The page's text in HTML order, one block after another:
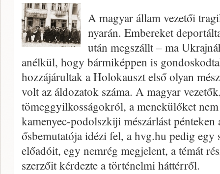
A magyar állam vezetői
nyarán. Embereket
után megszállt – ma
anélkül, hogy bármiképpen is
hozzájárultak a Holokauszt első olyan
volt az áldozatok száma. A magyar
tömeggyilkosságokról, a menekülőket
kamenyec-podolszkiji mészárlást
ősbemutatója idézi fel, a hvg.hu pedig
előadóit, egy nemrég megjelent, a témát
szerzőit kérdezte a történelmi háttérről.